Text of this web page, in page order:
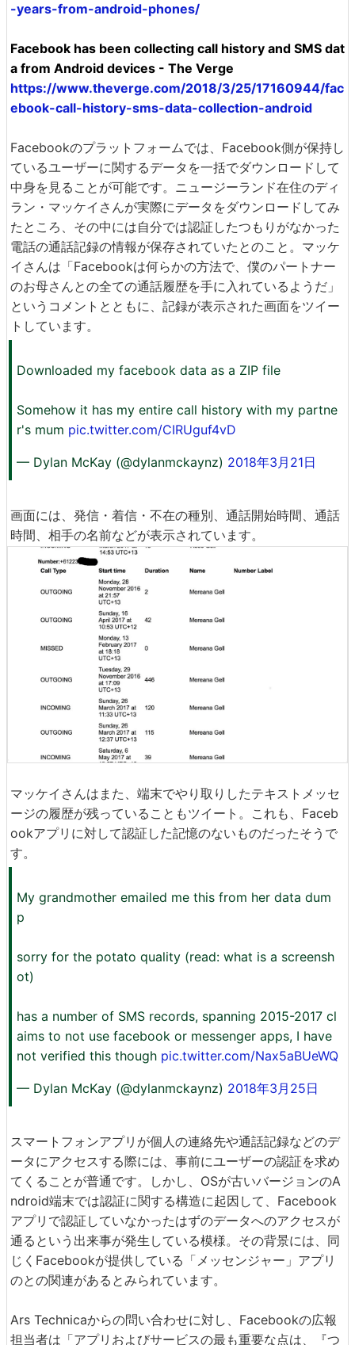
-years-from-android-phones/
Facebook has been collecting call history and SMS dat
a from Android devices - The Verge
https://www.theverge.com/2018/3/25/17160944/fac
ebook-call-history-sms-data-collection-android
Facebookのプラットフォームでは、Facebook側が保持し
ているユーザーに関するデータを一括でダウンロードして
中身を見ることが可能です。ニュージーランド在住のディ
ラン・マッケイさんが実際にデータをダウンロードしてみ
たところ、その中には自分では認証したつもりがなかった
電話の通話記録の情報が保存されていたとのこと。マッケ
イさんは「Facebookは何らかの方法で、僕のパートナー
のお母さんとの全ての通話履歴を手に入れているようだ」
というコメントとともに、記録が表示された画面をツイー
トしています。
Downloaded my facebook data as a ZIP file
Somehow it has my entire call history with my partne
r's mum pic.twitter.com/CIRUguf4vD
— Dylan McKay (@dylanmckaynz) 2018年3月21日
画面には、発信・着信・不在の種別、通話開始時間、通話
時間、相手の名前などが表示されています。
マッケイさんはまた、端末でやり取りしたテキストメッセ
ージの履歴が残っていることもツイート。これも、Faceb
ookアプリに対して認証した記憶のないものだったそうで
す。
My grandmother emailed me this from her data dum
p
sorry for the potato quality (read: what is a screensh
ot)
has a number of SMS records, spanning 2015-2017 cl
aims to not use facebook or messenger apps, I have
not verified this though pic.twitter.com/Nax5aBUeWQ
— Dylan McKay (@dylanmckaynz) 2018年3月25日
スマートフォンアプリが個人の連絡先や通話記録などのデ
ータにアクセスする際には、事前にユーザーの認証を求め
てくることが普通です。しかし、OSが古いバージョンのA
ndroid端末では認証に関する構造に起因して、Facebook
アプリで認証していなかったはずのデータへのアクセスが
通るという出来事が発生している模様。その背景には、同
じくFacebookが提供している「メッセンジャー」アプリ
のとの関連があるとみられています。
Ars Technicaからの問い合わせに対し、Facebookの広報
担当者は「アプリおよびサービスの最も重要な点は、『つ